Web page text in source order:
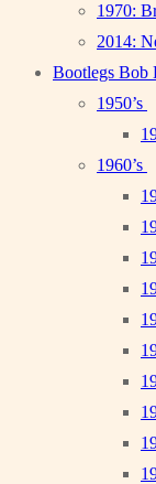
1970:
2014:
Bootlegs Bob
1950’s
1960’s